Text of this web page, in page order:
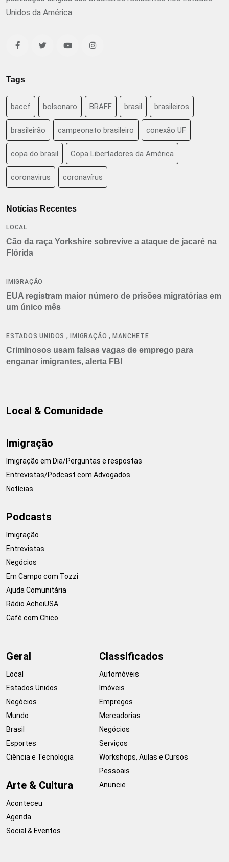
Unidos da América
Tags
baccf bolsonaro BRAFF brasil brasileiros
brasileirão campeonato brasileiro conexão UF
copa do brasil Copa Libertadores da América
coronavirus coronavírus
Notícias Recentes
LOCAL
Cão da raça Yorkshire sobrevive a ataque de jacaré na
Flórida
IMIGRAÇÃO
EUA registram maior número de prisões migratórias em
um único mês
ESTADOS UNIDOS ,IMIGRAÇÃO ,MANCHETE
Criminosos usam falsas vagas de emprego para
enganar imigrantes, alerta FBI
Local & Comunidade
Imigração
Imigração em Dia/Perguntas e respostas
Entrevistas/Podcast com Advogados
Notícias
Podcasts
Imigração
Entrevistas
Negócios
Em Campo com Tozzi
Ajuda Comunitária
Rádio AcheiUSA
Café com Chico
Geral
Local
Estados Unidos
Negócios
Mundo
Brasil
Esportes
Ciência e Tecnologia
Arte & Cultura
Aconteceu
Agenda
Social & Eventos
Classificados
Automóveis
Imóveis
Empregos
Mercadorias
Negócios
Serviços
Workshops, Aulas e Cursos
Pessoais
Anuncie